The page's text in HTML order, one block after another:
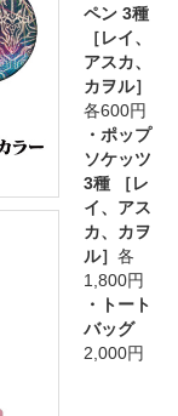
ペン 3種
［レイ、
アスカ、
カヲル］
各600円
・ポップ
ソケッツ
3種 ［レ
イ、アス
カ、カヲ
ル］ 各
1,800円
・トート
バッグ
2,000円